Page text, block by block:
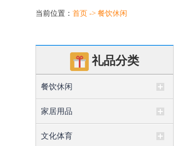
当前位置： 首页 -> 餐饮休闲
礼品分类
餐饮休闲
家居用品
文化体育